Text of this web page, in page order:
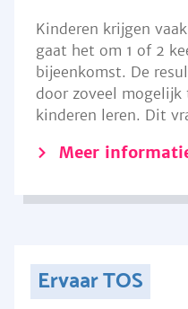
Kinderen krijgen
gaat het om 1 of 2
bijeenkomst. De
door zoveel mogelijk
kinderen leren. Dit
Meer
Ervaar TOS